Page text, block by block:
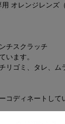
オレンジレンズ（
チスクラッチ
います。
リゴミ、タレ、ム
コディネートして